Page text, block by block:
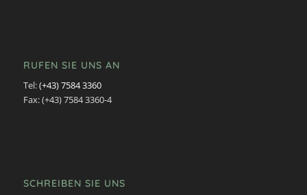
RUFEN SIE UNS AN
Tel:(+43) 7584 3360
Fax: (+43) 7584 3360-4
SCHREIBEN SIE UNS